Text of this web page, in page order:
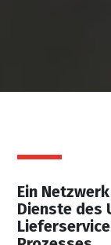
Ein
Dienste des